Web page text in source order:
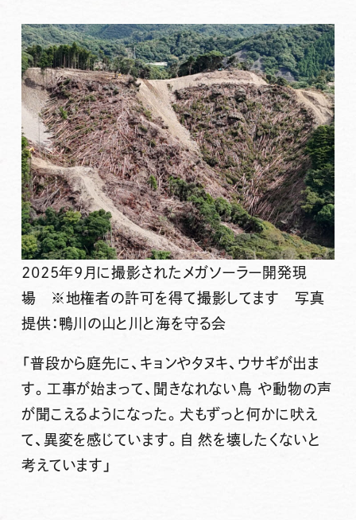
2025年9月に撮影されたメガソーラー開発現
場 ※地権者の許可を得て撮影してます 写真
提供：鴨川の山と川と海を守る会
「普段から庭先に、キョンやタヌキ、ウサギが出ま
す。工事が始まって、聞きなれない鳥 や動物の声
が聞こえるようになった。犬もずっと何かに吠え
て、異変を感じています。自 然を壊したくないと
考えています」